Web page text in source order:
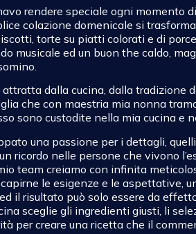
rendere speciale ogni momento
colazione domenicale si
torte su piatti colorati e di
musicale ed un buon the caldo,
dalla cucina, dalla tradizione
che con maestria mia nonna
sono custodite nella mia cucina e
una passione per i dettagli, quelli
ricordo nelle persone che vivono
team creiamo con infinita
le esigenze e le aspettative,
il risultato può solo essere da
sceglie gli ingredienti giusti, li
per creare una ricetta che il